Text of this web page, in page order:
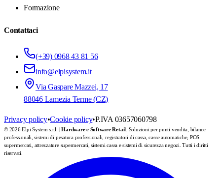
Formazione
Contattaci
(+39) 0968 43 81 56
info@elpisystem.it
Via Gaspare Mazzei, 17
88046 Lamezia Terme (CZ)
Privacy policy•Cookie policy•P.IVA 03657060798
© 2026 Elpi System s.r.l. |Hardware e Software Retail . Soluzioni per punti vendita, bilance
professionali, sistemi di pesatura professionali, registratori di cassa, casse automatiche, POS
supermercati, attrezzature supermercati, sistemi cassa e sistemi di sicurezza negozi. Tutti i diritti
riservati.